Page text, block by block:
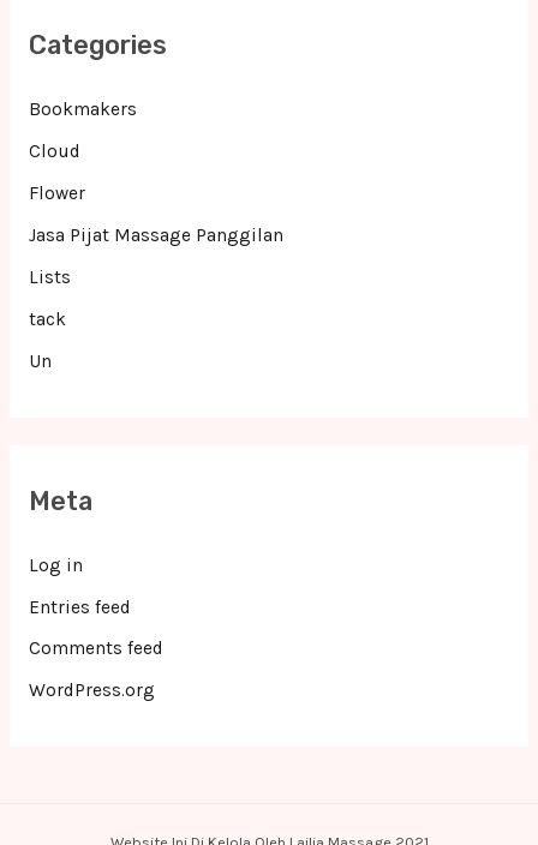
Categories
Bookmakers
Cloud
Flower
Jasa Pijat Massage Panggilan
Lists
tack
Un
Meta
Log in
Entries feed
Comments feed
WordPress.org